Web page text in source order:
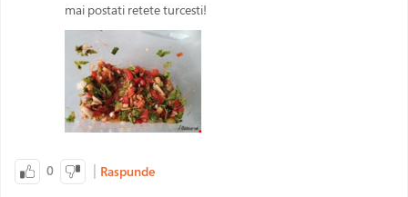
mai postati retete turcesti!
0 | Raspunde